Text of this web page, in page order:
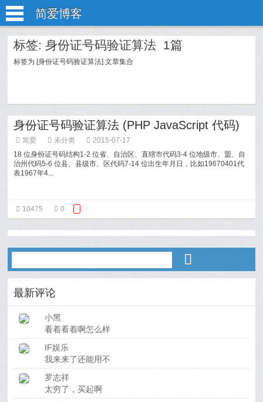
简爱博客
标签: 身份证号码验证算法 1篇
标签为 [身份证号码验证算法] 文章集合
身份证号码验证算法 (PHP JavaScript 代码)
简爱 未分类
2015-07-17
18 位身份证号码结构1-2 位省、自治区、直辖市代码3-4 位地级市、盟、自
治州代码5-6 位县、县级市、区代码7-14 位出生年月日，比如19670401代
表1967年4...
10475 0
最新评论
小黑
看着看着啊怎么样
IF娱乐
我来来了还能用不
罗志祥
太穷了，买起啊